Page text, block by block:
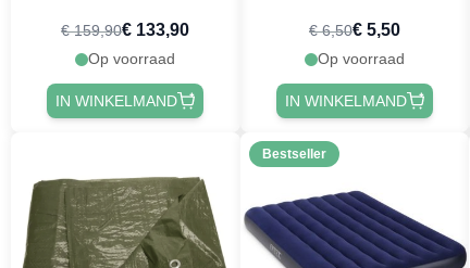
€ 159,90€ 133,90
Op voorraad
IN WINKELMAND
€ 6,50€ 5,50
Op voorraad
IN WINKELMAND
Bestseller